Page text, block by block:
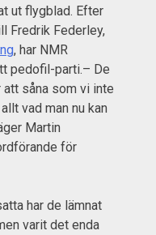
ut flygblad. Efter
Fredrik Federley,
, har NMR
pedofil-parti.– De
såna som vi inte
vad man nu kan
Martin
för
har de lämnat
varit det enda